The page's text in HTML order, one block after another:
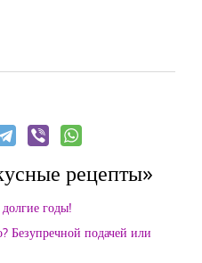
рецепты»
годы!
Безупречной подачей или